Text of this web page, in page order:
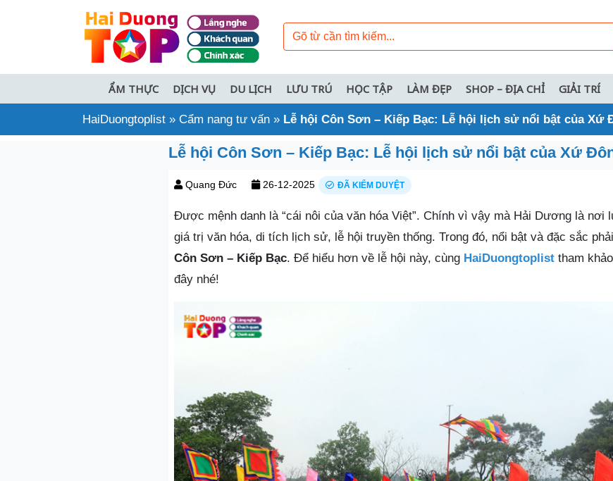
ẨM THỰC DỊCH VỤ DU LỊCH LƯU TRÚ HỌC TẬP LÀM ĐẸP SHOP – ĐỊA CHỈ GIẢI TRÍ
HaiDuongtoplist » Cẩm nang tư vấn » Lễ hội Côn Sơn – Kiếp Bạc: Lễ hội lịch sử nổi bật của Xứ
Lễ hội Côn Sơn – Kiếp Bạc: Lễ hội lịch sử nổi bật của Xứ
Quang Đức 26-12-2025 ĐÃ KIỂM DUYỆT
Được mệnh danh là “cái nôi của văn hóa Việt”. Chính vì vậy mà Hải Dương là nơi
giá trị văn hóa, di tích lịch sử, lễ hội truyền thống. Trong đó, nổi bật và đặc sắc
Côn Sơn – Kiếp Bạc. Để hiểu hơn về lễ hội này, cùng HaiDuongtoplist tham
đây nhé!